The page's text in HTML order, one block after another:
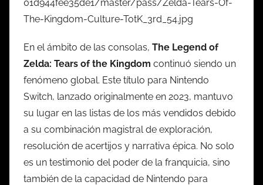
En el ámbito de las consolas, The Legend of
Zelda: Tears of the Kingdom continuó siendo un
fenómeno global. Este título para Nintendo
Switch, lanzado originalmente en 2023, mantuvo
su lugar en las listas de los más vendidos debido
a su combinación magistral de exploración,
resolución de acertijos y narrativa épica. No solo
es un testimonio del poder de la franquicia, sino
también de la capacidad de Nintendo para